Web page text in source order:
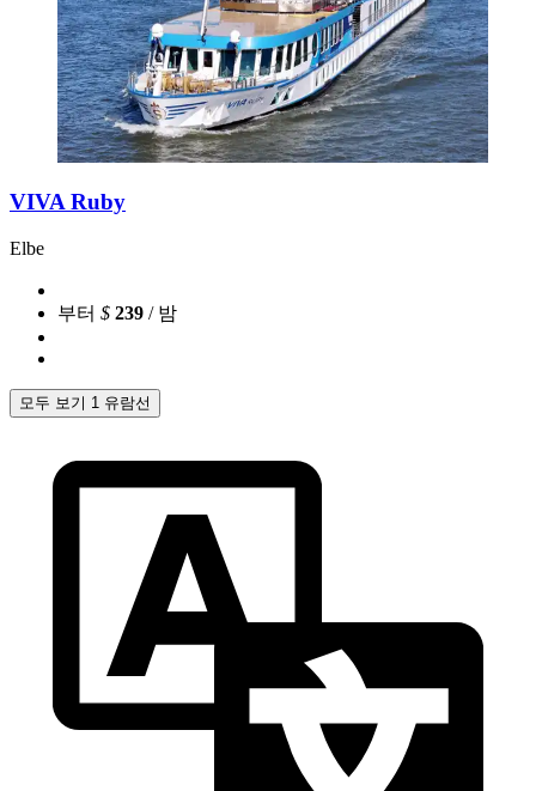
VIVA Ruby
Elbe
부터 $ 239 / 밤
모두 보기 1 유람선